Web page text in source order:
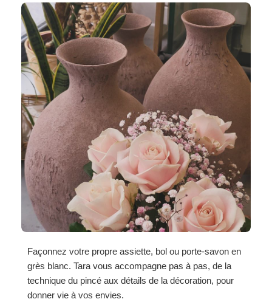
Façonnez votre propre assiette, bol ou porte-savon en
grès blanc. Tara vous accompagne pas à pas, de la
technique du pincé aux détails de la décoration, pour
donner vie à vos envies.